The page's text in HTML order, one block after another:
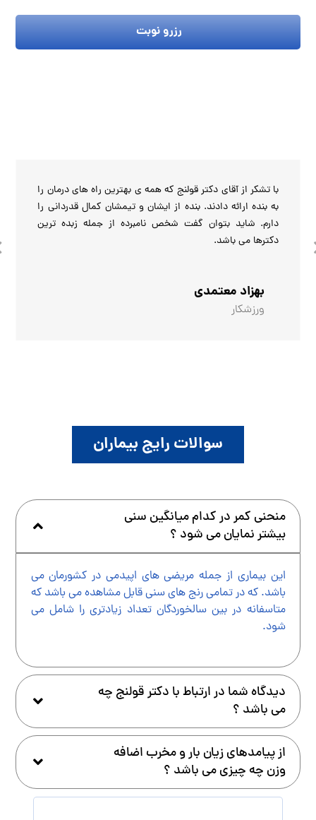
رزرو نوبت
با تشکر از آقای دکتر قولنج که همه ی بهترین راه های درمان را
به بنده ارائه دادند. بنده از ایشان و تیمشان کمال قدردانی را
دارم. شاید بتوان گفت شخص نامبرده از جمله زبده ترین
دکترها می باشد.
بهزاد معتمدی
ورزشکار
سوالات رایج بیماران
منحنی کمر در کدام میانگین سنی
بیشتر نمایان می شود ؟
این بیماری از جمله مریضی های اپیدمی در کشورمان می
باشد. که در تمامی رنج های سنی قابل مشاهده می باشد که
متاسفانه در بین سالخوردگان تعداد زیادتری را شامل می
شود.
دیدگاه شما در ارتباط با دکتر قولنج چه
می باشد ؟
از پیامدهای زیان بار و مخرب اضافه
وزن چه چیزی می باشد ؟